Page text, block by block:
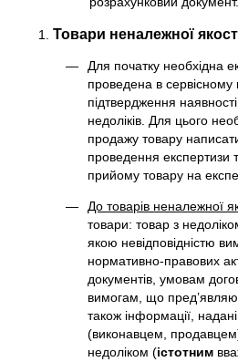
Товари неналежної
Для початку необхідна
проведена в сервісному
підтвердження наявності
недоліків. Для цього
продажу товару
проведення експертизи
прийому товару на
До товарів неналежної
товари: товар з
якою невідповідністю
нормативно-правових
документів, умовам
вимогам, що
також інформації,
(виконавцем,
недоліком (істотним